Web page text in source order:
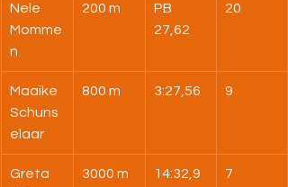
Nele
Momme
n
200 m
PB
27,62
20
Maaike
Schuns
elaar
800 m 3:27,56 9
Greta
3000 m
14:32,9
7